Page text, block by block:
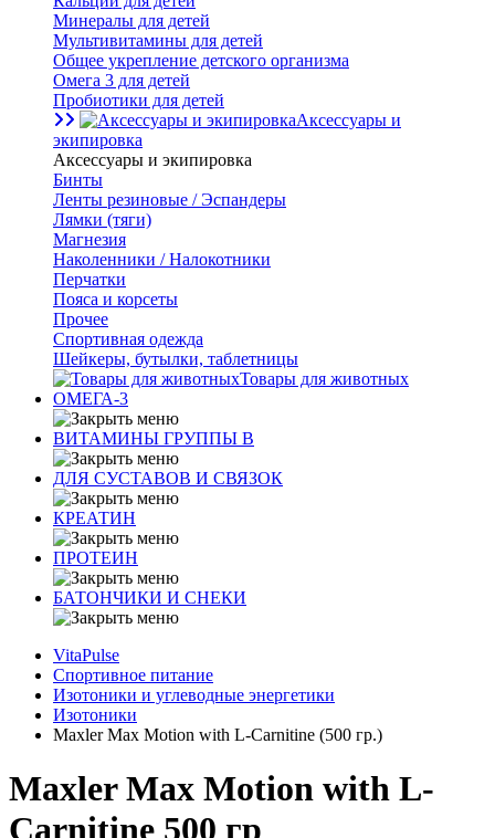
Минералы для детей
Мультивитамины для детей
Общее укрепление детского организма
Омега 3 для детей
Пробиотики для детей
Аксессуары и
экипировка
Аксессуары и экипировка
Бинты
Ленты резиновые / Эспандеры
Лямки (тяги)
Магнезия
Наколенники / Налокотники
Перчатки
Пояса и корсеты
Прочее
Спортивная одежда
Шейкеры, бутылки, таблетницы
Товары для животных
ОМЕГА-3
ВИТАМИНЫ ГРУППЫ В
ДЛЯ СУСТАВОВ И СВЯЗОК
КРЕАТИН
ПРОТЕИН
БАТОНЧИКИ И СНЕКИ
VitaPulse
Спортивное питание
Изотоники и углеводные энергетики
Изотоники
Maxler Max Motion with L-Carnitine (500 гр.)
Maxler Max Motion with L-
Carnitine 500 гр